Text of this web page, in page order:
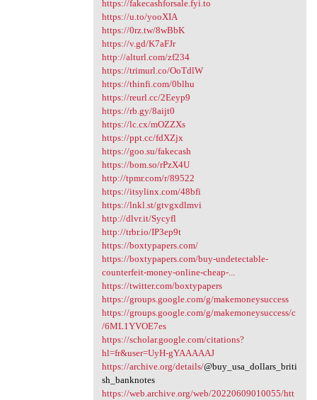
https://fakecashforsale.fyi.to
https://u.to/yooXIA
https://0rz.tw/8wBbK
https://v.gd/K7aFJr
http://alturl.com/zf234
https://trimurl.co/OoTdlW
https://thinfi.com/0blhu
https://reurl.cc/2Eeyp9
https://rb.gy/8aijt0
https://lc.cx/mOZZXs
https://ppt.cc/fdXZjx
https://goo.su/fakecash
https://bom.so/rPzX4U
http://tpmr.com/r/89522
https://itsylinx.com/48bfi
https://lnkl.st/gtvgxdlmvi
http://dlvr.it/Sycyfl
http://trbr.io/IP3ep9t
https://boxtypapers.com/
https://boxtypapers.com/buy-undetectable-
counterfeit-money-online-cheap-...
https://twitter.com/boxtypapers
https://groups.google.com/g/makemoneysuccess
https://groups.google.com/g/makemoneysuccess/c
/6ML1YVOE7es
https://scholar.google.com/citations?
hl=fr&user=UyH-gYAAAAAJ
https://archive.org/details/@buy_usa_dollars_briti
sh_banknotes
https://web.archive.org/web/20220609010055/htt